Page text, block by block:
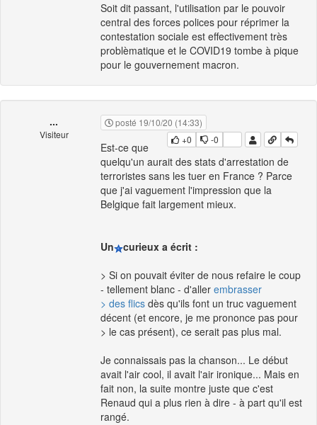
Soit dit passant, l'utilisation par le pouvoir
central des forces polices pour réprimer la
contestation sociale est effectivement très
problèmatique et le COVID19 tombe à pique
pour le gouvernement macron.
...
Visiteur
posté 19/10/20 (14:33)
+0
-0
Est-ce que
quelqu'un aurait des stats d'arrestation de
terroristes sans les tuer en France ? Parce
que j'ai vaguement l'impression que la
Belgique fait largement mieux.
Un
curieux a écrit :
> Si on pouvait éviter de nous refaire le coup
- tellement blanc - d'aller embrasser
> des flics dès qu'ils font un truc vaguement
décent (et encore, je me prononce pas pour
> le cas présent), ce serait pas plus mal.
Je connaissais pas la chanson... Le début
avait l'air cool, il avait l'air ironique... Mais en
fait non, la suite montre juste que c'est
Renaud qui a plus rien à dire - à part qu'il est
rangé.